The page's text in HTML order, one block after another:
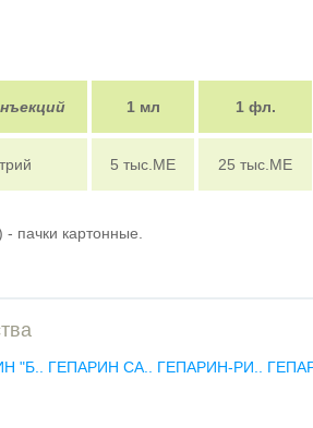
1 мл 1 фл.
5 тыс.МЕ 25 тыс.МЕ
пачки картонные.
"Б.. ГЕПАРИН СА.. ГЕПАРИН-РИ..